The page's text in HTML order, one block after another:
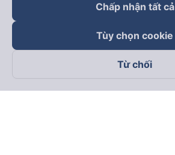
Theo dõi chúng tôi trên
Chấp nhận tất cả
Tùy chọn cookie
Từ chối